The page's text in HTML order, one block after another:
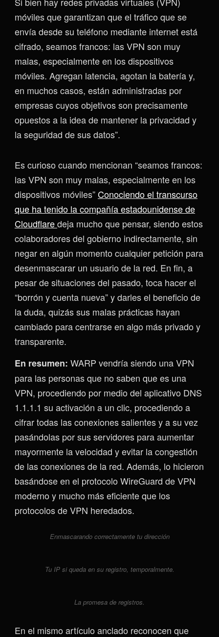
móviles que garantizan que el tráfico que se
envía desde su teléfono mediante internet está
cifrado, seamos francos: las VPN son muy
malas, especialmente en los dispositivos
móviles. Agregan latencia, agotan la batería y,
en muchos casos, están administradas por
empresas cuyos objetivos son precisamente
opuestos a la idea de mantener la privacidad y
la seguridad de sus datos”.
Es curioso cuando mencionan “seamos francos:
las VPN son muy malas, especialmente en los
dispositivos móviles”Conociendo el transcurso
que ha tenido la compañía estadounidense de
Cloudflaredeja mucho que pensar, siendo estos
colaboradores del gobierno indirectamente, sin
negar en algún momento cualquier petición para
desenmascarar un usuario de la red. En fin, a
pesar de situaciones del pasado, toca hacer el
“borrón y cuenta nueva” y darles el beneficio de
la duda, quizás sus malas prácticas hayan
cambiado para centrarse en algo más privado y
transparente.
En resumen: WARP vendría siendo una VPN
para las personas que no saben que es una
VPN, procediendo por medio del aplicativo DNS
1.1.1.1 su activación a un clic, procediendo a
cifrar todas las conexiones salientes y a su vez
pasándolas por sus servidores para aumentar
mayormente la velocidad y evitar la congestión
de las conexiones de la red. Además, lo hicieron
basándose en el protocolo WireGuard de VPN
moderno y mucho más eficiente que los
protocolos de VPN heredados.
Enmascarando correctamente tu dirección
Tu IP si queda en su registro, temporalmente.
La promesa de registros.
En el mismo artículo anclado reconocen que